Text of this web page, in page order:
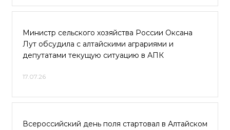
Министр сельского хозяйства России Оксана
Лут обсудила с алтайскими аграриями и
депутатами текущую ситуацию в АПК
17.07.26
Всероссийский день поля стартовал в Алтайском